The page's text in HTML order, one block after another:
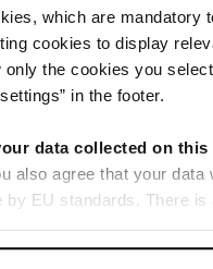
which are
cookies to display
the cookies you
in the footer.
data collected on
also agree that your
by EU standards. There